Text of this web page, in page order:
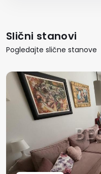
Slični stanovi
Pogledajte slične stanove